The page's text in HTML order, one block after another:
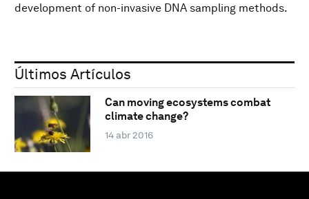
development of non-invasive DNA sampling methods.
Últimos Artículos
Can moving ecosystems combat
climate change?
14 abr 2016